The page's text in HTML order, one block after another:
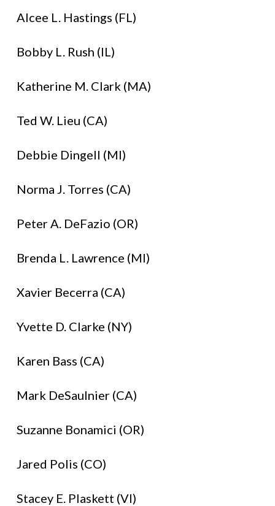
Alcee L. Hastings (FL)
Bobby L. Rush (IL)
Katherine M. Clark (MA)
Ted W. Lieu (CA)
Debbie Dingell (MI)
Norma J. Torres (CA)
Peter A. DeFazio (OR)
Brenda L. Lawrence (MI)
Xavier Becerra (CA)
Yvette D. Clarke (NY)
Karen Bass (CA)
Mark DeSaulnier (CA)
Suzanne Bonamici (OR)
Jared Polis (CO)
Stacey E. Plaskett (VI)